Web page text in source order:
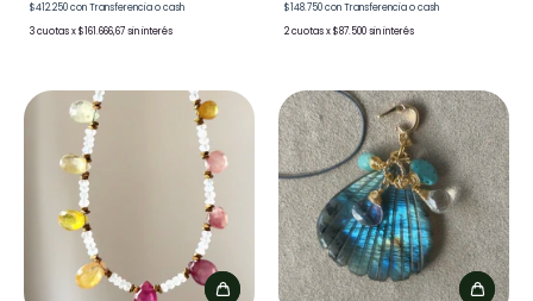
$412.250conTransferencia o cash
3
x$161.666,67sin interés
$148.750conTransferencia o cash
2
x$87.500sin interés